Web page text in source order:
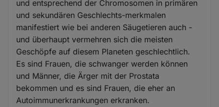
und entsprechend der Chromosomen in primären
und sekundären Geschlechts-merkmalen
manifestiert wie bei anderen Säugetieren auch -
und überhaupt vermehren sich die meisten
Geschöpfe auf diesem Planeten geschlechtlich.
Es sind Frauen, die schwanger werden können
und Männer, die Ärger mit der Prostata
bekommen und es sind Frauen, die eher an
Autoimmunerkrankungen erkranken.